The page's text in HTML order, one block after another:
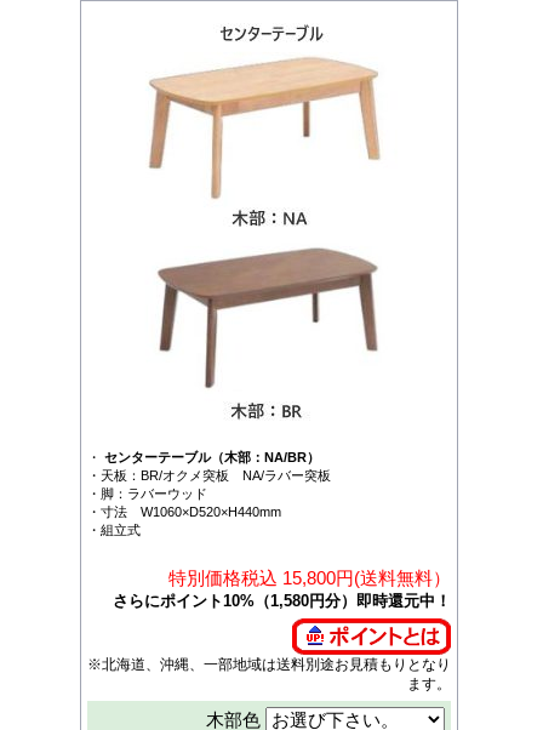
・センターテーブル（木部：NA/BR）
・天板：BR/オクメ突板 NA/ラバー突板
・脚：ラバーウッド
・寸法 W1060×D520×H440mm
・組立式
特別価格税込 15,800円(送料無料）
さらにポイント10%（1,580円分）即時還元中！
※北海道、沖縄、一部地域は送料別途お見積もりとなり
ます。
木部色